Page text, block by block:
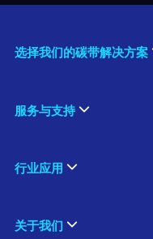
选择我们的碳带解决方案
服务与支持
行业应用
关于我们